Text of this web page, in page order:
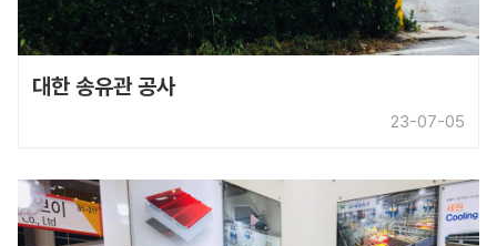
대한 송유관 공사
23-07-05